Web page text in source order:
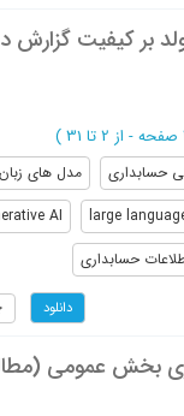
بر کیفیت گزارش
از 2 تا 31 )
حسابداری مدل های
large
AI
حسابداری
دانلود
بخش عمومی